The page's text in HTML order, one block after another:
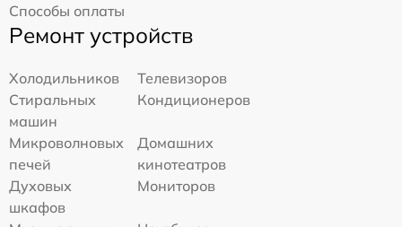
Способы оплаты
Ремонт устройств
Холодильников
Телевизоров
Стиральных
машин
Кондиционеров
Микроволновых
печей
Домашних
кинотеатров
Духовых
шкафов
Мониторов